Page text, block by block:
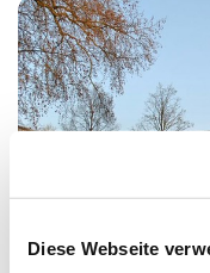
Diese Webseite